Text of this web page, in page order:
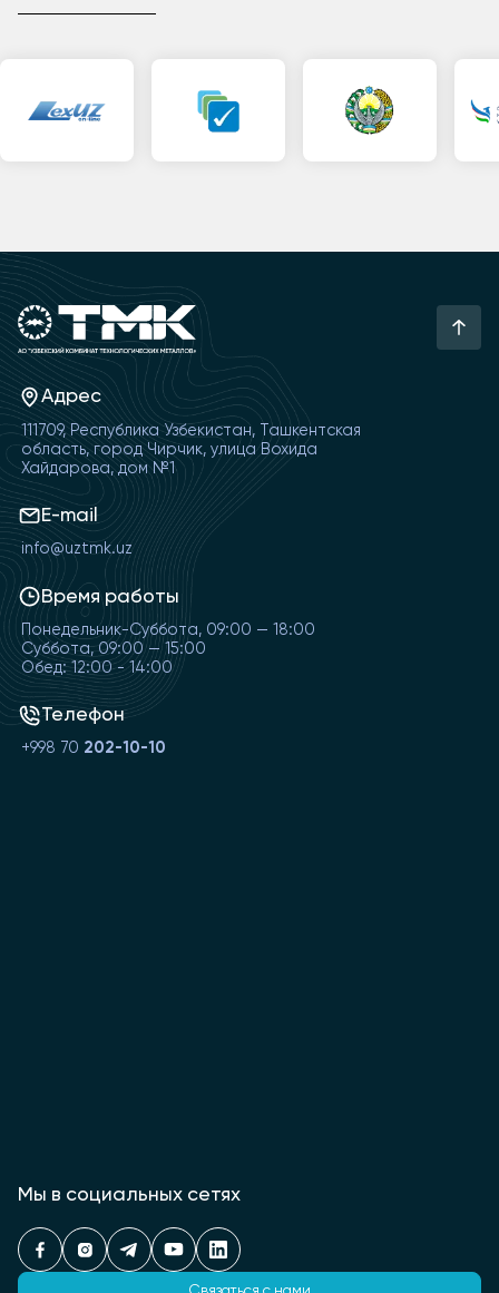
Адрес
111709, Республика Узбекистан, Ташкентская
область, город Чирчик, улица Вохида
Хайдарова, дом №1
E-mail
info@uztmk.uz
Время работы
Понедельник-Суббота, 09:00 — 18:00
Суббота, 09:00 — 15:00
Обед: 12:00 - 14:00
Телефон
+998 70 202-10-10
Мы в социальных сетях